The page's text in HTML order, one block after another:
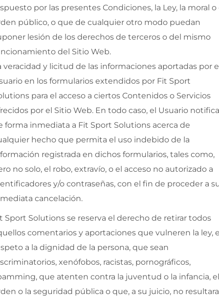
por las presentes Condiciones, la Ley, la moral o
público, o que de cualquier otro modo puedan
lesión de los derechos de terceros o del mismo
del Sitio Web.
veracidad y licitud de las informaciones aportadas por
en los formularios extendidos por Fit Sport
para el acceso a ciertos Contenidos o Servicios
por el Sitio Web. En todo caso, el Usuario
forma inmediata a Fit Sport Solutions acerca de
hecho que permita el uso indebido de la
registrada en dichos formularios, tales como,
no solo, el robo, extravío, o el acceso no autorizado a
y/o contraseñas, con el fin de proceder a
cancelación.
Sport Solutions se reserva el derecho de retirar todos
comentarios y aportaciones que vulneren la ley,
a la dignidad de la persona, que sean
xenófobos, racistas, pornográficos,
que atenten contra la juventud o la infancia, el
o la seguridad pública o que, a su juicio, no